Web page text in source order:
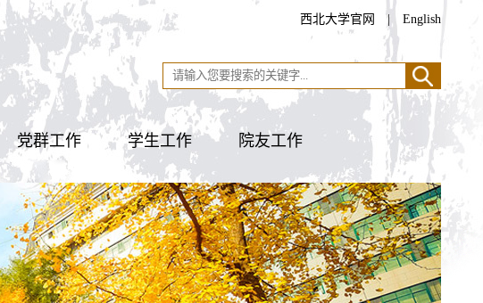
西北大学官网 | English
党群工作 学生工作 院友工作